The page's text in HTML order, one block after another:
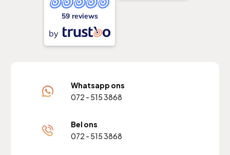
59 reviews
by
Whatsapp ons
072 - 515 3868
Bel ons
072 - 515 3868